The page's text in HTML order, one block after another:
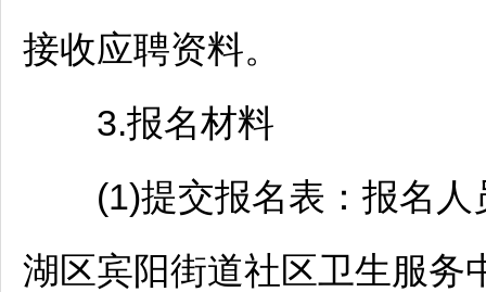
接收应聘资料。
3.报名材料
(1)提交报名表：报名人
湖区宾阳街道社区卫生服务